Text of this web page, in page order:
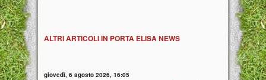
ALTRI ARTICOLI IN PORTA ELISA NEWS
giovedì, 6 agosto 2026, 16:05